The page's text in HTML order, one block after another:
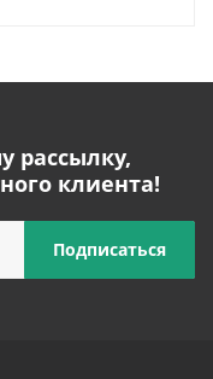
рассылку,
клиента!